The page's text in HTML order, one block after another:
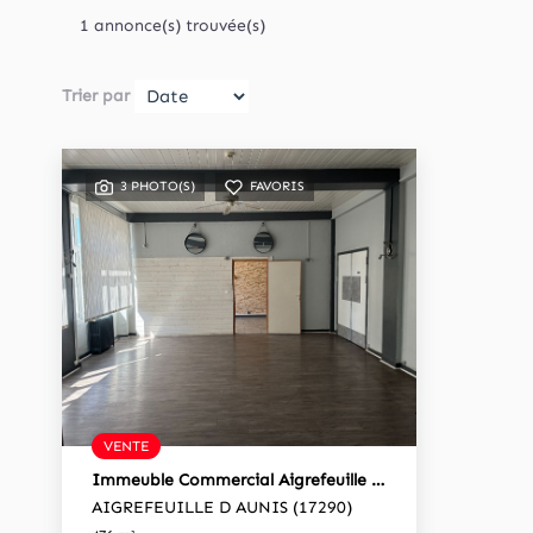
1 annonce(s) trouvée(s)
Trier par
3 PHOTO(S) FAVORIS
VENTE
Immeuble Commercial Aigrefeuille D'Aunis 476 M²
AIGREFEUILLE D AUNIS (17290)